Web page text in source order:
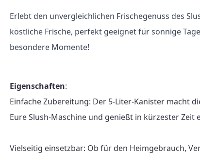
Erlebt den unvergleichlichen Frischegenuss des
köstliche Frische, perfekt geeignet für sonnige
besondere Momente!
Eigenschaften:
Einfache Zubereitung: Der 5-Liter-Kanister macht
Eure Slush-Maschine und genießt in kürzester Zeit
Vielseitig einsetzbar: Ob für den Heimgebrauch,